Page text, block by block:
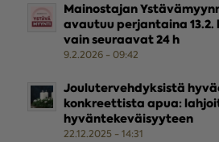
Mainostajan
avautuu perjantaina 13.2.
vain seuraavat 24 h
9.2.2026 - 09:42
Joulutervehdyksistä
konkreettista apua:
hyväntekeväisyyteen
22.12.2025 - 14:31